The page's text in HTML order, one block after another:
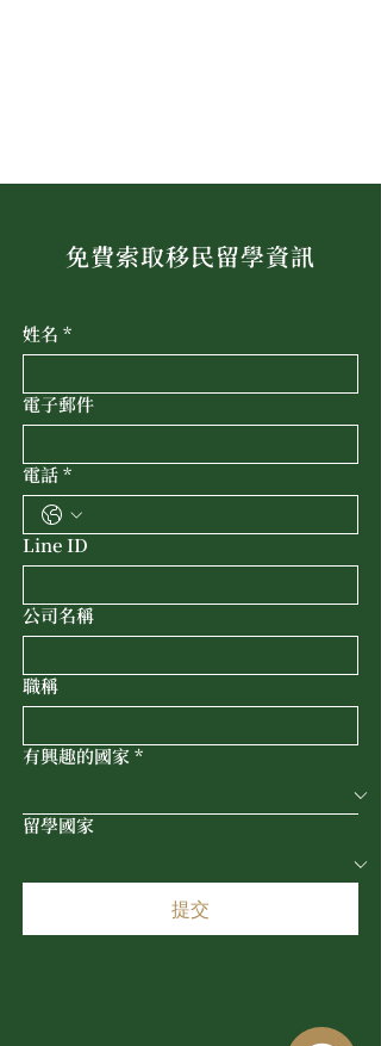
免費索取移民留學資訊
姓名 *
電子郵件
電話*
Line ID
公司名稱
職稱
有興趣的國家 *
留學國家
提交